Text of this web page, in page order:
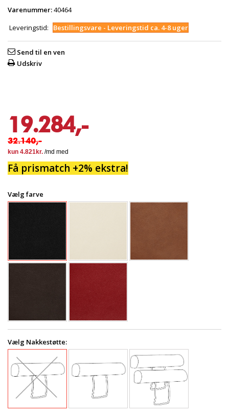
Varenummer:40464
Leveringstid:
Bestillingsvare - Leveringstid ca. 4-8 uger
Send til en ven
Udskriv
19.284,-
32.140,-
Få prismatch +2% ekstra!
Vælg farve
Vælg Nakkestøtte: